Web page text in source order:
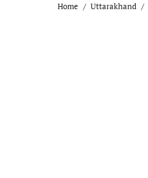
Home Uttarakhand